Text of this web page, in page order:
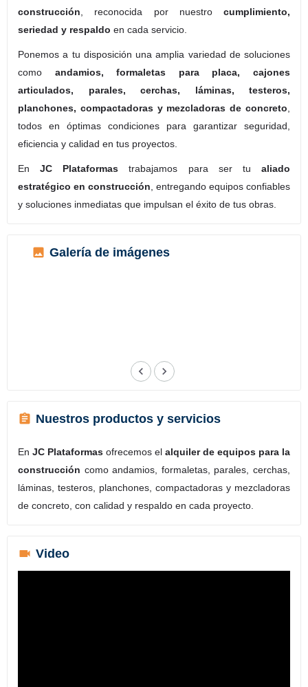
construcción , reconocida por nuestro cumplimiento,
seriedad y respaldo en cada servicio.
Ponemos a tu disposición una amplia variedad de soluciones
como andamios, formaletas para placa, cajones
articulados, parales, cerchas, láminas, testeros,
planchones, compactadoras y mezcladoras de concreto
todos en óptimas condiciones para garantizar seguridad,
eficiencia y calidad en tus proyectos.
EnJC Plataformas trabajamos para ser tualiado
estratégico en construcción , entregando equipos confiables
y soluciones inmediatas que impulsan el éxito de tus obras.
Galería de imágenes
Nuestros productos y servicios
En JC Plataformas ofrecemos el alquiler de equipos para la
construcción como andamios, formaletas, parales, cerchas,
láminas, testeros, planchones, compactadoras y mezcladoras
de concreto, con calidad y respaldo en cada proyecto.
Video